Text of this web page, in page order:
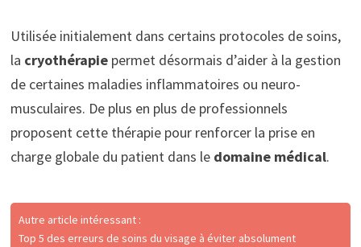
Utilisée initialement dans certains protocoles de soins,
la cryothérapiepermet désormais d’aider à la gestion
de certaines maladies inflammatoires ou neuro-
musculaires. De plus en plus de professionnels
proposent cette thérapie pour renforcer la prise en
charge globale du patient dans le domaine médical.
Autre article intéressant :
Top 5 des erreurs de soins du visage à éviter absolument